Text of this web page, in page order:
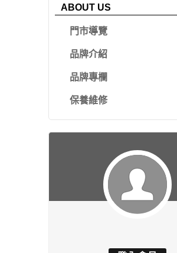
ABOUT US
門市導覽
品牌介紹
品牌專欄
保養維修